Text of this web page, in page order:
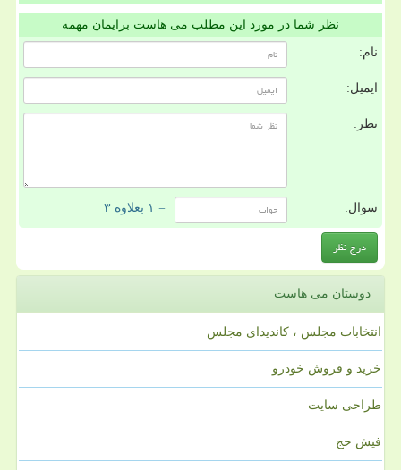
نظر شما در مورد این مطلب می هاست برایمان مهمه
نام:
ایمیل:
نظر:
سوال: = ۱ بعلاوه ۳
دوستان می هاست
انتخابات مجلس ، کاندیدای مجلس
خرید و فروش خودرو
طراحی سایت
فیش حج